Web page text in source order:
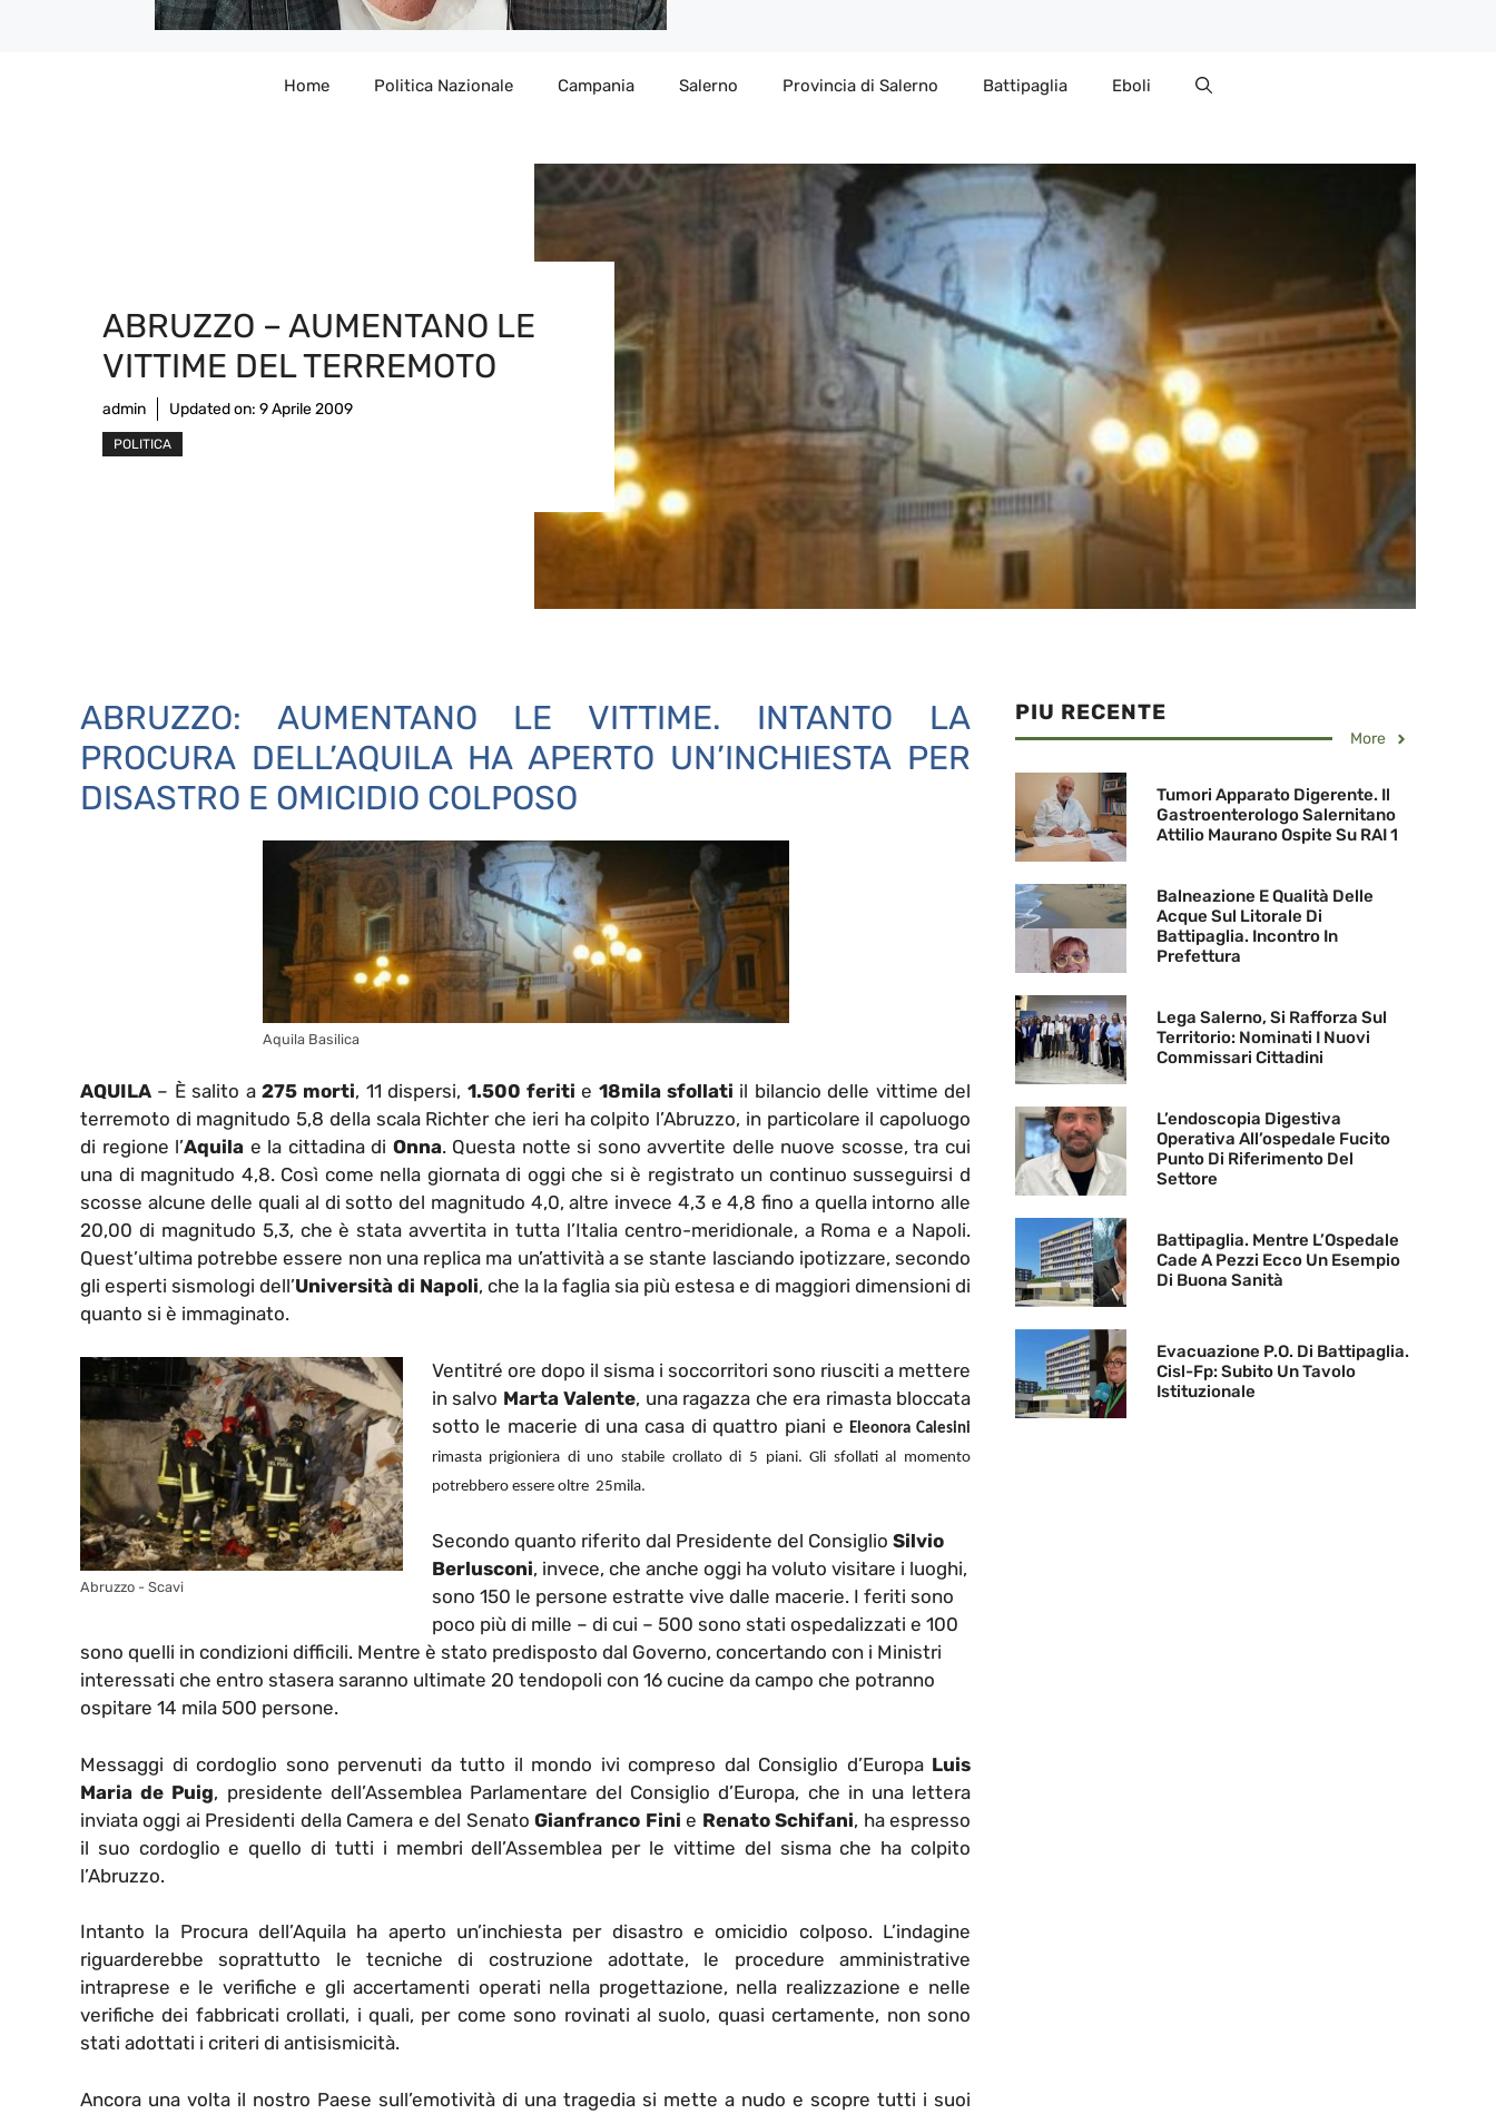
Home Politica Nazionale Campania Salerno Provincia di Salerno Battipaglia Eboli
ABRUZZO – AUMENTANO LE
VITTIME DEL TERREMOTO
admin Updated on: 9 Aprile 2009
POLITICA
ABRUZZO: AUMENTANO LE VITTIME. INTANTO LA
PROCURA DELL’AQUILA HA APERTO UN’INCHIESTA PER
DISASTRO E OMICIDIO COLPOSO
Aquila Basilica
AQUILA – È salito a 275 morti, 11 dispersi, 1.500 feriti e 18mila sfollati il bilancio delle vittime del
terremoto di magnitudo 5,8 della scala Richter che ieri ha colpito l’Abruzzo, in particolare il capoluogo
di regione l’Aquila e la cittadina di Onna. Questa notte si sono avvertite delle nuove scosse, tra cui
una di magnitudo 4,8. Così come nella giornata di oggi che si è registrato un continuo susseguirsi d
scosse alcune delle quali al di sotto del magnitudo 4,0, altre invece 4,3 e 4,8 fino a quella intorno alle
20,00 di magnitudo 5,3, che è stata avvertita in tutta l’Italia centro-meridionale, a Roma e a Napoli.
Quest’ultima potrebbe essere non una replica ma un’attività a se stante lasciando ipotizzare, secondo
gli esperti sismologi dell’Università di Napoli, che la la faglia sia più estesa e di maggiori dimensioni di
quanto si è immaginato.
Abruzzo - Scavi
Ventitré ore dopo il sisma i soccorritori sono riusciti a mettere
in salvo Marta Valente, una ragazza che era rimasta bloccata
sotto le macerie di una casa di quattro piani eEleonora Calesini
rimasta prigioniera di uno stabile crollato di 5 piani.Gli sfollati al momento
potrebbero essere oltre 25mila.
Secondo quanto riferito dal Presidente del Consiglio Silvio
Berlusconi, invece, che anche oggi ha voluto visitare i luoghi,
sono 150 le persone estratte vive dalle macerie. I feriti sono
poco più di mille – di cui – 500 sono stati ospedalizzati e 100
sono quelli in condizioni difficili. Mentre è stato predisposto dal Governo, concertando con i Ministri
interessati che entro stasera saranno ultimate 20 tendopoli con 16 cucine da campo che potranno
ospitare 14 mila 500 persone.
Messaggi di cordoglio sono pervenuti da tutto il mondo ivi compreso dal Consiglio d’Europa Luis
Maria de Puig, presidente dell’Assemblea Parlamentare del Consiglio d’Europa, che in una lettera
inviata oggi ai Presidenti della Camera e del SenatoGianfranco Fini e Renato Schifani, ha espresso
il suo cordoglio e quello di tutti i membri dell’Assemblea per le vittime del sisma che ha colpito
l’Abruzzo.
Intanto la Procura dell’Aquila ha aperto un’inchiesta per disastro e omicidio colposo. L’indagine
riguarderebbe soprattutto le tecniche di costruzione adottate, le procedure amministrative
intraprese e le verifiche e gli accertamenti operati nella progettazione, nella realizzazione e nelle
verifiche dei fabbricati crollati, i quali, per come sono rovinati al suolo, quasi certamente, non sono
stati adottati i criteri di antisismicità.
Ancora una volta il nostro Paese sull’emotività di una tragedia si mette a nudo e scopre tutti i suoi
PIU RECENTE
More
Tumori Apparato Digerente. Il
Gastroenterologo Salernitano
Attilio Maurano Ospite Su RAI 1
Balneazione E Qualità Delle
Acque Sul Litorale Di
Battipaglia. Incontro In
Prefettura
Lega Salerno, Si Rafforza Sul
Territorio: Nominati I Nuovi
Commissari Cittadini
L’endoscopia Digestiva
Operativa All’ospedale Fucito
Punto Di Riferimento Del
Settore
Battipaglia. Mentre L’Ospedale
Cade A Pezzi Ecco Un Esempio
Di Buona Sanità
Evacuazione P.O. Di Battipaglia.
Cisl-Fp: Subito Un Tavolo
Istituzionale